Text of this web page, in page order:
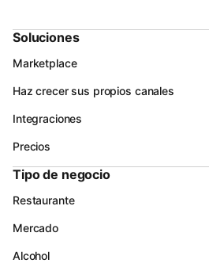
Soluciones
Marketplace
Haz crecer sus propios canales
Integraciones
Precios
Tipo de negocio
Restaurante
Mercado
Alcohol